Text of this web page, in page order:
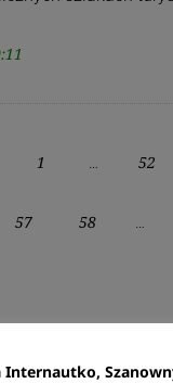
1 … 52
57 58 …
Internautko,